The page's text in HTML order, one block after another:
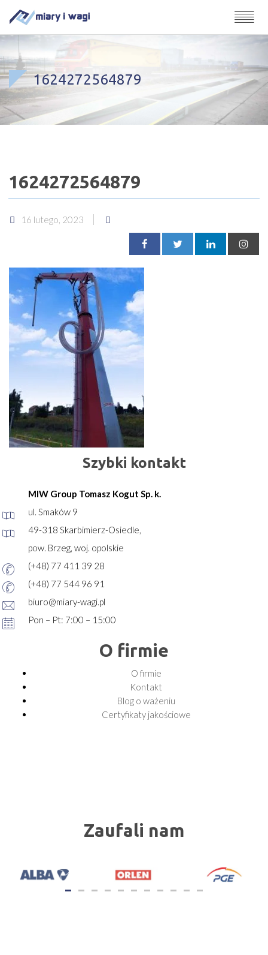
1624272564879
1624272564879
16 lutego, 2023
Szybki kontakt
MIW Group Tomasz Kogut Sp. k.
ul. Smaków 9
49-318 Skarbimierz-Osiedle,
pow. Brzeg, woj. opolskie
(+48) 77 411 39 28
(+48) 77 544 96 91
biuro@miary-wagi.pl
Pon – Pt: 7:00 – 15:00
O firmie
O firmie
Kontakt
Blog o ważeniu
Certyfikaty jakościowe
Zaufali nam